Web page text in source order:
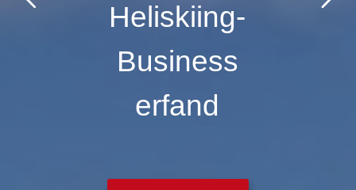
Heliskiing-
Business
erfand